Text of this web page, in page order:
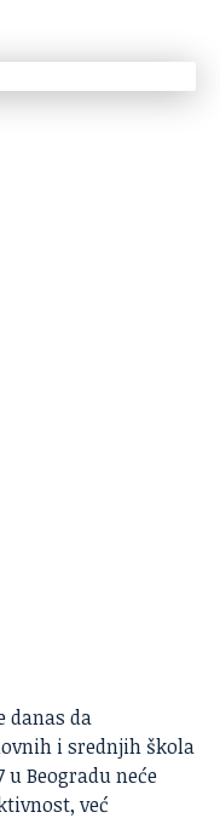
danas da
i srednjih škola
u Beogradu neće
već